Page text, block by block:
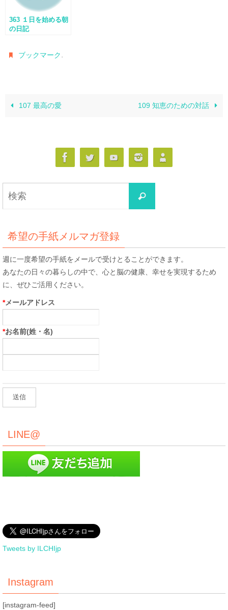
363 １日を始める朝
の日記
ブックマーク.
107 最高の愛 109 知恵のための対話
検
索
希望の手紙メルマガ登録
週に一度希望の手紙をメールで受けとることができます。
あなたの日々の暮らしの中で、心と脳の健康、幸せを実現するため
に、ぜひご活用ください。
*メールアドレス
*お名前(姓・名)
LINE@
Tweets by ILCHIjp
Instagram
[instagram-feed]